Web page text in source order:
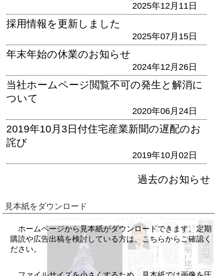
2025年12月11日
採用情報を更新しました
2025年07月15日
年末年始の休業のお知らせ
2024年12月26日
当社ホームページ閲覧不可の発生と解消に
ついて
2020年06月24日
2019年10月3日付住宅産業新聞の遅配のお
詫び
2019年10月02日
過去のお知らせ
見本紙をダウンロード
ホームページから見本紙がダウンロードできます。定期
購読や広告出稿を検討している方は、こちらからご確認く
ださい。